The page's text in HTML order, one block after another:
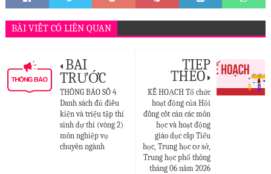
BÀI VIẾT CÓ LIÊN QUAN
TIẾP
THEO
KẾ HOẠCH Tổ chức
hoạt động của Hội
đồng cốt cán các môn
học và hoạt động
giáo dục cấp Tiểu
học, Trung học cơ sở,
Trung học phổ thông
tháng 06 năm 2026
BÀI
TRƯỚC
THÔNG BÁO SỐ 4
Danh sách đủ điều
kiện và triệu tập thí
sinh dự thi (vòng 2)
môn nghiệp vụ
chuyên ngành